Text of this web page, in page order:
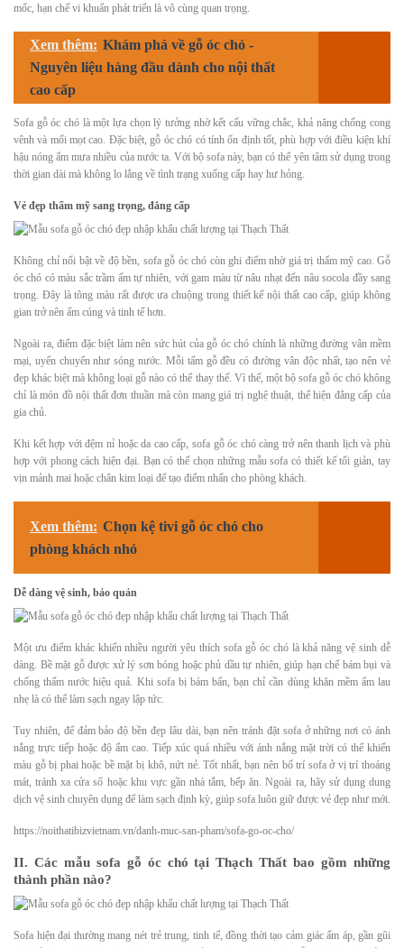
mốc, hạn chế vi khuẩn phát triển là vô cùng quan trọng.
Xem thêm: Khám phá về gỗ óc chó -
Nguyên liệu hàng đầu dành cho nội thất
cao cấp
Sofa gỗ óc chó là một lựa chọn lý tưởng nhờ kết cấu vững chắc, khả năng chống cong
vênh và mối mọt cao. Đặc biệt, gỗ óc chó có tính ổn định tốt, phù hợp với điều kiện khí
hậu nóng ẩm mưa nhiều của nước ta. Với bộ sofa này, bạn có thể yên tâm sử dụng trong
thời gian dài mà không lo lắng về tình trạng xuống cấp hay hư hỏng.
Vẻ đẹp thẩm mỹ sang trọng, đẳng cấp
Không chỉ nổi bật về độ bền, sofa gỗ óc chó còn ghi điểm nhờ giá trị thẩm mỹ cao. Gỗ
óc chó có màu sắc trầm ấm tự nhiên, với gam màu từ nâu nhạt đến nâu socola đầy sang
trọng. Đây là tông màu rất được ưa chuộng trong thiết kế nội thất cao cấp, giúp không
gian trở nên ấm cúng và tinh tế hơn.
Ngoài ra, điểm đặc biệt làm nên sức hút của gỗ óc chó chính là những đường vân mềm
mại, uyển chuyển như sóng nước. Mỗi tấm gỗ đều có đường vân độc nhất, tạo nên vẻ
đẹp khác biệt mà không loại gỗ nào có thể thay thế. Vì thế, một bộ sofa gỗ óc chó không
chỉ là món đồ nội thất đơn thuần mà còn mang giá trị nghệ thuật, thể hiện đẳng cấp của
gia chủ.
Khi kết hợp với đệm nỉ hoặc da cao cấp, sofa gỗ óc chó càng trở nên thanh lịch và phù
hợp với phong cách hiện đại. Bạn có thể chọn những mẫu sofa có thiết kế tối giản, tay
vịn mảnh mai hoặc chân kim loại để tạo điểm nhấn cho phòng khách.
Xem thêm: Chọn kệ tivi gỗ óc chó cho
phòng khách nhỏ
Dễ dàng vệ sinh, bảo quản
Một ưu điểm khác khiến nhiều người yêu thích sofa gỗ óc chó là khả năng vệ sinh dễ
dàng. Bề mặt gỗ được xử lý sơn bóng hoặc phủ dầu tự nhiên, giúp hạn chế bám bụi và
chống thấm nước hiệu quả. Khi sofa bị bám bẩn, bạn chỉ cần dùng khăn mềm ẩm lau
nhẹ là có thể làm sạch ngay lập tức.
Tuy nhiên, để đảm bảo độ bền đẹp lâu dài, bạn nên tránh đặt sofa ở những nơi có ánh
nắng trực tiếp hoặc độ ẩm cao. Tiếp xúc quá nhiều với ánh nắng mặt trời có thể khiến
màu gỗ bị phai hoặc bề mặt bị khô, nứt nẻ. Tốt nhất, bạn nên bố trí sofa ở vị trí thoáng
mát, tránh xa cửa sổ hoặc khu vực gần nhà tắm, bếp ăn. Ngoài ra, hãy sử dụng dung
dịch vệ sinh chuyên dụng để làm sạch định kỳ, giúp sofa luôn giữ được vẻ đẹp như mới.
https://noithatibizvietnam.vn/danh-muc-san-pham/sofa-go-oc-cho/
II. Các mẫu sofa gỗ óc chó tại Thạch Thất bao gồm những
thành phần nào?
Sofa hiện đại thường mang nét trẻ trung, tinh tế, đồng thời tạo cảm giác ấm áp, gần gũi